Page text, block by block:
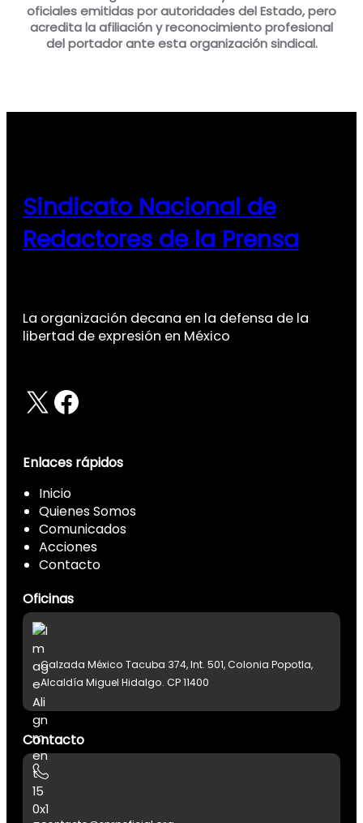
oficiales emitidas por autoridades del Estado, pero
acredita la afiliación y reconocimiento profesional
del portador ante esta organización sindical.
Sindicato Nacional de
Redactores de la Prensa
La organización decana en la defensa de la
libertad de expresión en México
X Facebook
Enlaces rápidos
Inicio
Quienes Somos
Comunicados
Acciones
Contacto
Oficinas
Calzada México Tacuba 374, Int. 501, Colonia Popotla,
Alcaldía Miguel Hidalgo. CP 11400
Contacto